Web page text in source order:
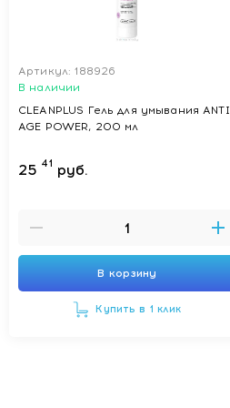
Артикул: 188926
В наличии
CLEANPLUS Гель для умывания ANTI
AGE POWER, 200 мл
25 41 руб.
В корзину
Купить в 1 клик